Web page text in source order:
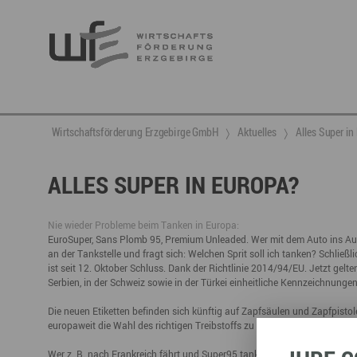
Berufsnachwuchs & Fachkräfte
Partner vernetzen
Talente integrieren
Talente finden
Talente binden
Miet- und Veranstaltungsangebote
aktuelle Angebote & Projekte
Projekte
Wirtschaftsservice
Berufsnachwuchs & Fachkräfte
Innovation- und Technologietransfer
Gründer- & Dienstleistungszentrum (GDZ)
Neuigkeiten
Ansprechpartner & Kontakt
Wirtschaftsförderung Erzgebirge GmbH Aktuelles Alles Super in
ALLES SUPER IN EUROPA?
Nie wieder Probleme beim Tanken in Europa:
EuroSuper, Sans Plomb 95, Premium Unleaded. Wer mit dem Auto
an der Tankstelle und fragt sich: Welchen Sprit soll ich tanken?
ist seit 12. Oktober Schluss. Dank der Richtlinie 2014/94/EU. Jetzt
Serbien, in der Schweiz sowie in der Türkei einheitliche Kennzeichnungen.
Die neuen Etiketten befinden sich künftig auf Zapfsäulen und
europaweit die Wahl des richtigen Treibstoffs zu erleichtern und somit
Wer z. B. nach Frankreich fährt und Super95 tanken möchte, muss